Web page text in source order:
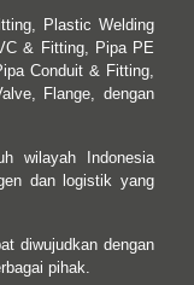
Plastic Welding
& Fitting, Pipa PE
Conduit & Fitting,
Flange, dengan
wilayah Indonesia
dan logistik yang
diwujudkan dengan
pihak.